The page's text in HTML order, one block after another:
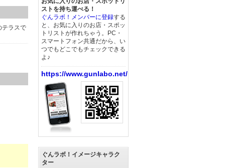
テラスで
ストを持ち運べる！
ぐんラボ！メンバーに登録する
と、お気に入りのお店・スポッ
トリストが作れちゃう。PC・
スマートフォン共通だから、い
つでもどこでもチェックできる
よ♪
https://www.gunlabo.net/
ぐんラボ！イメージキャラク
ター